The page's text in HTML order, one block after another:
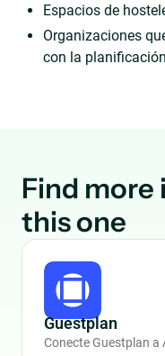
Espacios de
Organizaciones
con la
Find more
this one
Guestplan
Conecte Guestplan a